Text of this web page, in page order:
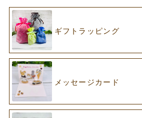
ギフトラッピング
メッセージカード